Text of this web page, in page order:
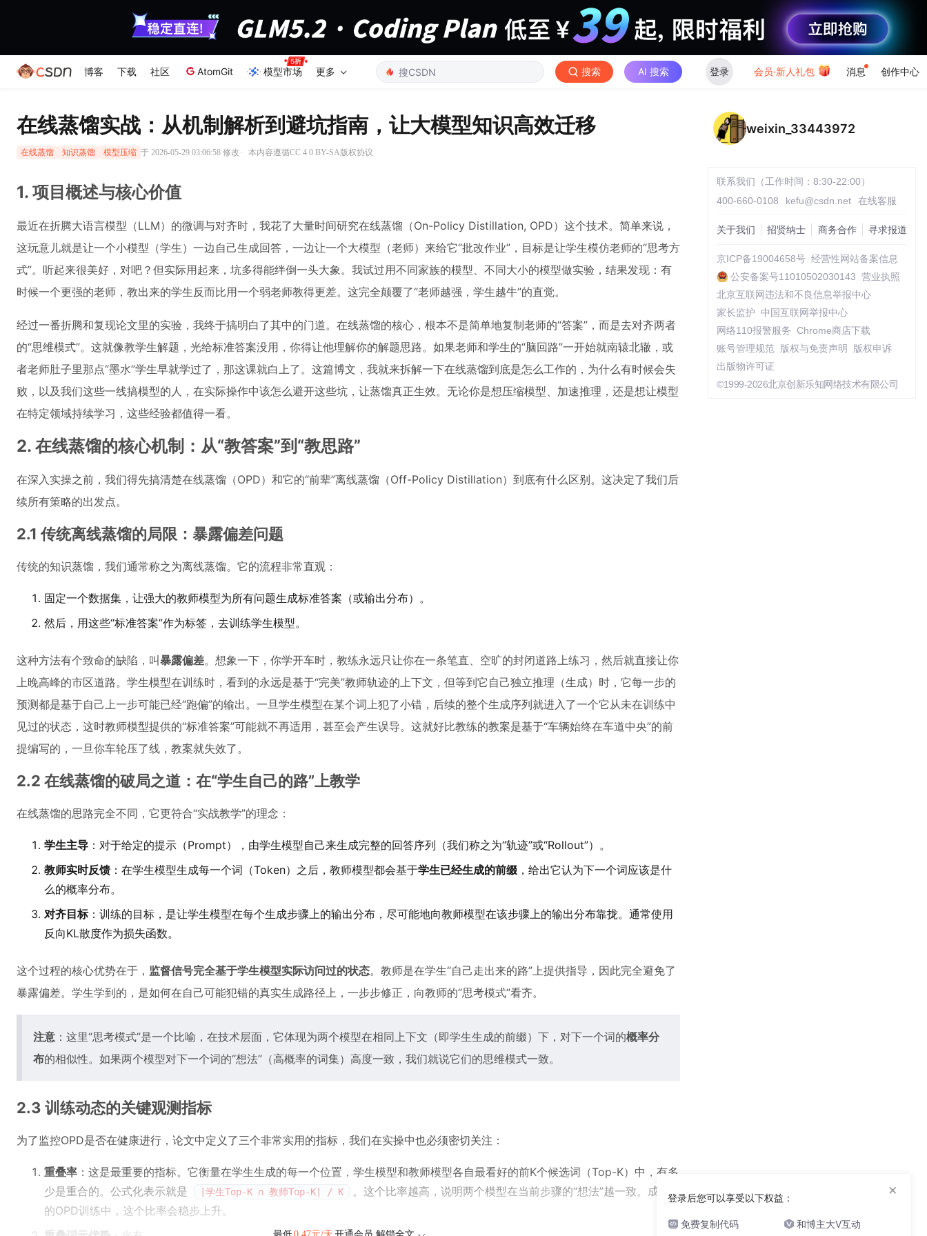
博客 下载 社区 AtomGit 模型市场 更多 搜索 AI 搜索 登录 会员·新人礼包 消息 创作中心
在线蒸馏实战：从机制解析到避坑指南，让大模型知识高效迁移
在线蒸馏 知识蒸馏 模型压缩 于 2026-05-29 03:06:58 修改· 本内容遵循CC 4.0 BY-SA版权协议
1. 项目概述与核心价值
最近在折腾大语言模型（LLM）的微调与对齐时，我花了大量时间研究在线蒸馏（On-Policy Distillation, OPD）这个技术。简单来说，
这玩意儿就是让一个小模型（学生）一边自己生成回答，一边让一个大模型（老师）来给它“批改作业”，目标是让学生模仿老师的“思考方
式”。听起来很美好，对吧？但实际用起来，坑多得能绊倒一头大象。我试过用不同家族的模型、不同大小的模型做实验，结果发现：有
时候一个更强的老师，教出来的学生反而比用一个弱老师教得更差。这完全颠覆了“老师越强，学生越牛”的直觉。
经过一番折腾和复现论文里的实验，我终于搞明白了其中的门道。在线蒸馏的核心，根本不是简单地复制老师的“答案”，而是去对齐两者
的“思维模式”。这就像教学生解题，光给标准答案没用，你得让他理解你的解题思路。如果老师和学生的“脑回路”一开始就南辕北辙，或
者老师肚子里那点“墨水”学生早就学过了，那这课就白上了。这篇博文，我就来拆解一下在线蒸馏到底是怎么工作的，为什么有时候会失
败，以及我们这些一线搞模型的人，在实际操作中该怎么避开这些坑，让蒸馏真正生效。无论你是想压缩模型、加速推理，还是想让模型
在特定领域持续学习，这些经验都值得一看。
2. 在线蒸馏的核心机制：从“教答案”到“教思路”
在深入实操之前，我们得先搞清楚在线蒸馏（OPD）和它的“前辈”离线蒸馏（Off-Policy Distillation）到底有什么区别。这决定了我们后
续所有策略的出发点。
2.1 传统离线蒸馏的局限：暴露偏差问题
传统的知识蒸馏，我们通常称之为离线蒸馏。它的流程非常直观：
固定一个数据集，让强大的教师模型为所有问题生成标准答案（或输出分布）。
然后，用这些“标准答案”作为标签，去训练学生模型。
这种方法有个致命的缺陷，叫暴露偏差。想象一下，你学开车时，教练永远只让你在一条笔直、空旷的封闭道路上练习，然后就直接让你
上晚高峰的市区道路。学生模型在训练时，看到的永远是基于“完美”教师轨迹的上下文，但等到它自己独立推理（生成）时，它每一步的
预测都是基于自己上一步可能已经“跑偏”的输出。一旦学生模型在某个词上犯了小错，后续的整个生成序列就进入了一个它从未在训练中
见过的状态，这时教师模型提供的“标准答案”可能就不再适用，甚至会产生误导。这就好比教练的教案是基于“车辆始终在车道中央”的前
提编写的，一旦你车轮压了线，教案就失效了。
2.2 在线蒸馏的破局之道：在“学生自己的路”上教学
在线蒸馏的思路完全不同，它更符合“实战教学”的理念：
学生主导 ：对于给定的提示（Prompt），由学生模型自己来生成完整的回答序列（我们称之为“轨迹”或“Rollout”）。
教师实时反馈 ：在学生模型生成每一个词（Token）之后，教师模型都会基于学生已经生成的前缀 ，给出它认为下一个词应该是什
么的概率分布。
对齐目标：训练的目标，是让学生模型在每个生成步骤上的输出分布，尽可能地向教师模型在该步骤上的输出分布靠拢。通常使用
反向KL散度作为损失函数。
这个过程的核心优势在于， 监督信号完全基于学生模型实际访问过的状态。教师是在学生“自己走出来的路”上提供指导，因此完全避免了
暴露偏差。学生学到的，是如何在自己可能犯错的真实生成路径上，一步步修正，向教师的“思考模式”看齐。
注意 ：这里“思考模式”是一个比喻，在技术层面，它体现为两个模型在相同上下文（即学生生成的前缀）下，对下一个词的概率分
布的相似性。如果两个模型对下一个词的“想法”（高概率的词集）高度一致，我们就说它们的思维模式一致。
2.3 训练动态的关键观测指标
为了监控OPD是否在健康进行，论文中定义了三个非常实用的指标，我们在实操中也必须密切关注：
重叠率 ：这是最重要的指标。它衡量在学生生成的每一个位置，学生模型和教师模型各自最看好的前K个候选词（Top-K）中，有多
少是重合的。公式化表示就是
|学生Top-K ∩ 教师Top-K| / K
。这个比率越高，说明两个模型在当前步骤的“想法”越一致。成功
的OPD训练中，这个比率会稳步上升。
weixin_33443972
联系我们（工作时间：8:30-22:00）
400-660-0108
kefu@csdn.net 在线客服
关于我们 招贤纳士 商务合作 寻求报道
京ICP备19004658号 经营性网站备案信息
公安备案号11010502030143 营业执照
北京互联网违法和不良信息举报中心
家长监护
中国互联网举报中心
网络110报警服务 Chrome商店下载
账号管理规范
版权与免责声明
版权申诉
出版物许可证
©1999-2026北京创新乐知网络技术有限公司
登录后您可以享受以下权益：
免费复制代码 和博主大V互动
×